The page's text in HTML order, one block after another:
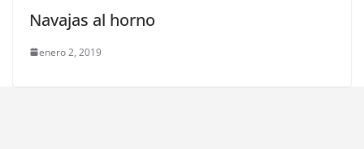
Navajas al horno
enero 2, 2019